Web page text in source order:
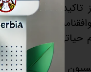
تاکید کرد که به
مورد از بیش از ۱۲
حیاتی برای تولید
تجارت